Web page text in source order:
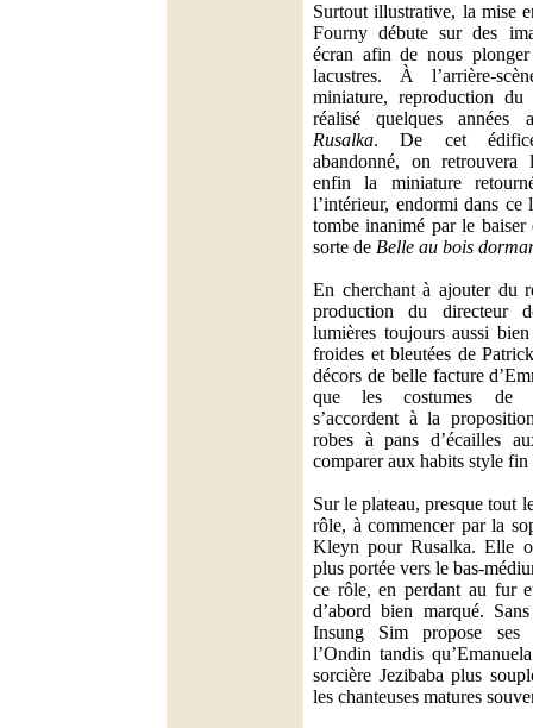
Surtout illustrative, la mise
Fourny débute sur des
écran afin de nous
lacustres. À l’arrière-
miniature, reproduction du
réalisé quelques années
Rusalka. De cet édifice
abandonné, on
enfin la miniature
l’intérieur, endormi dans
tombe inanimé par le
sorte de Belle au bois
En cherchant à ajouter du
production du directeur
lumières toujours aussi
froides et bleutées de
décors de belle facture
que les costumes de
s’accordent à la
robes à pans d’écailles
comparer aux habits style
Sur le plateau, presque tout
rôle, à commencer par la
Kleyn pour Rusalka. Elle
plus portée vers le bas-
ce rôle, en perdant au fur
d’abord bien marqué.
Insung Sim propose ses
l’Ondin tandis
sorcière Jezibaba plus
les chanteuses matures